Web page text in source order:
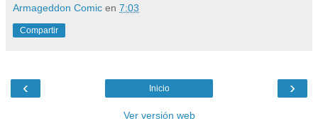
Armageddon Comic en 7:03
Compartir
‹ ›
Inicio
Ver versión web